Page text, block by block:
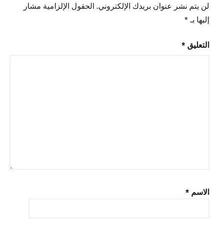
Reason
رمز
Reason
مفتاح
لن يتم نشر عنوان بريدك الإلكتروني. الحقول الإلزامية مشار
إليها بـ *
التعليق *
الاسم *